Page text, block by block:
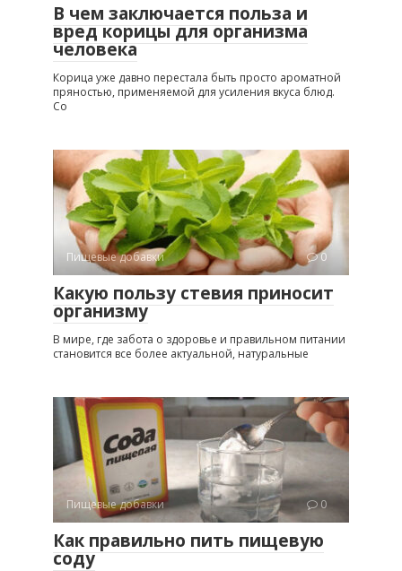
В чем заключается польза и
вред корицы для организма
человека
Корица уже давно перестала быть просто ароматной
пряностью, применяемой для усиления вкуса блюд.
Со
Пищевые добавки 0
Какую пользу стевия приносит
организму
В мире, где забота о здоровье и правильном питании
становится все более актуальной, натуральные
Пищевые добавки 0
Как правильно пить пищевую
соду